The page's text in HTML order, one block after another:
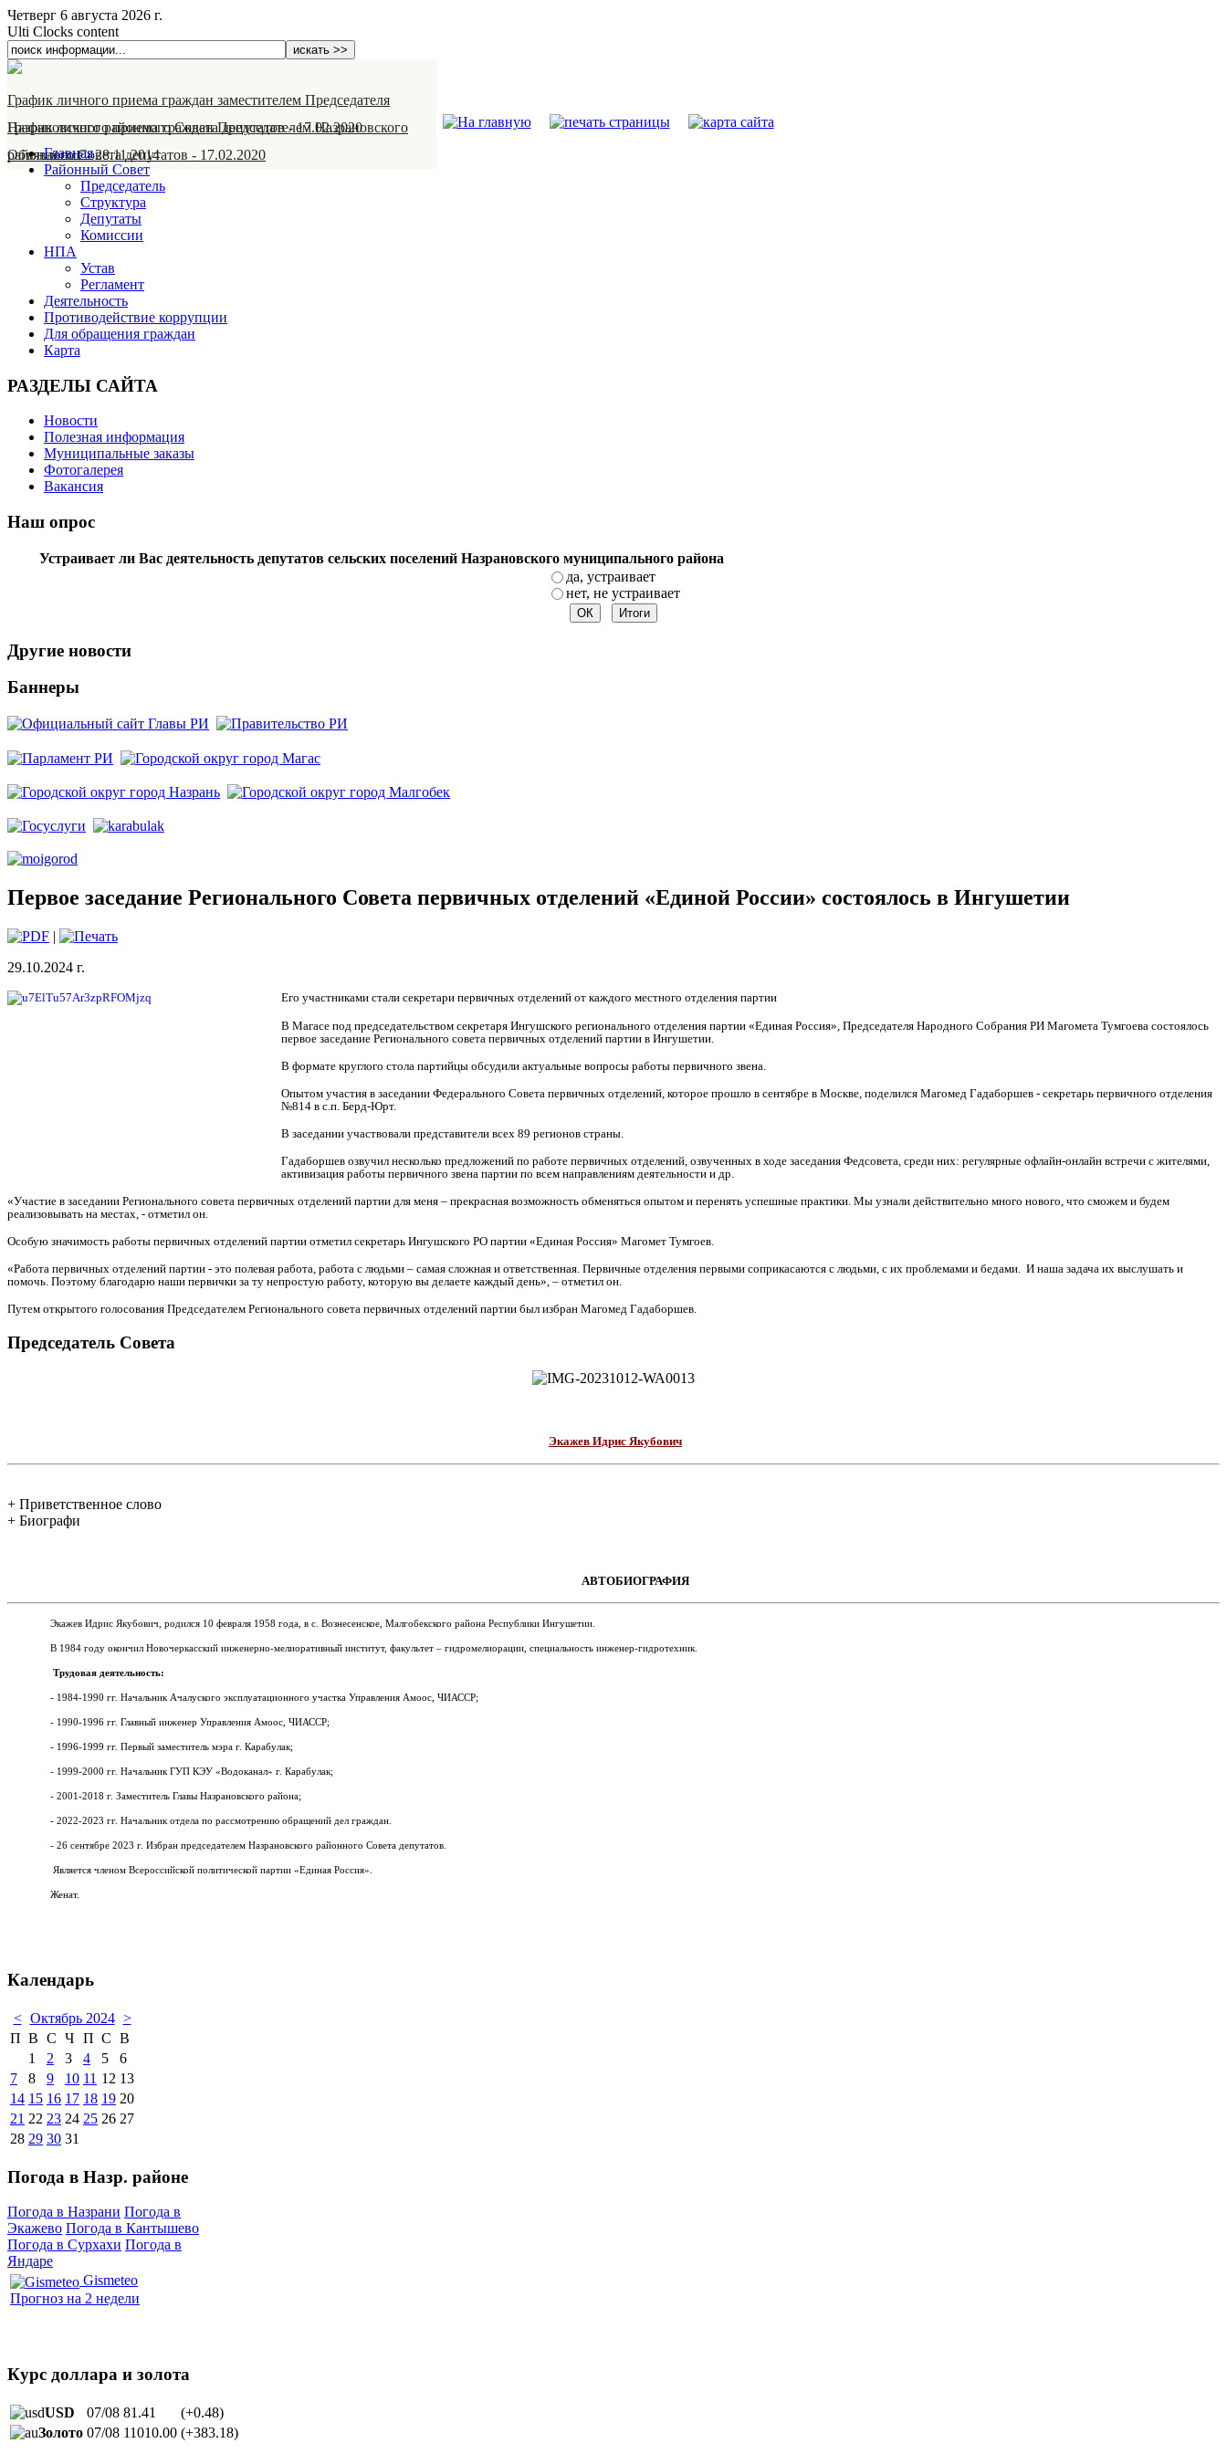
Четверг 6 августа 2026 г.
Ulti Clocks content
График личного приема граждан заместителем Председателя
Назрановского районного Совета депутатов-17.02.2020
График личного приема граждан Председателем Назрановского
районного Совета депутатов - 17.02.2020
Объявление-28.11.2014
Главная
Районный Совет
Председатель
Структура
Депутаты
Комиссии
НПА
Устав
Регламент
Деятельность
Противодействие коррупции
Для обращения граждан
Карта
РАЗДЕЛЫ САЙТА
Новости
Полезная информация
Муниципальные заказы
Фотогалерея
Вакансия
Наш опрос
Устраивает ли Вас деятельность депутатов сельских поселений Назрановского муниципального района
да, устраивает
нет, не устраивает
Другие новости
Баннеры
Первое заседание Регионального Совета первичных отделений «Единой России» состоялось в Ингушетии
|
29.10.2024 г.
Его участниками стали секретари первичных отделений от каждого местного отделения партии
В Магасе под председательством секретаря Ингушского регионального отделения партии «Единая Россия», Председателя Народного Собрания РИ Магомета Тумгоева состоялось
первое заседание Регионального совета первичных отделений партии в Ингушетии.
В формате круглого стола партийцы обсудили актуальные вопросы работы первичного звена.
Опытом участия в заседании Федерального Совета первичных отделений, которое прошло в сентябре в Москве, поделился Магомед Гадаборшев - секретарь первичного отделения
№814 в с.п. Берд-Юрт.
В заседании участвовали представители всех 89 регионов страны.
Гадаборшев озвучил несколько предложений по работе первичных отделений, озвученных в ходе заседания Федсовета, среди них: регулярные офлайн-онлайн встречи с жителями,
активизация работы первичного звена партии по всем направлениям деятельности и др.
«Участие в заседании Регионального совета первичных отделений партии для меня – прекрасная возможность обменяться опытом и перенять успешные практики. Мы узнали действительно много нового, что сможем и будем
реализовывать на местах, - отметил он.
Особую значимость работы первичных отделений партии отметил секретарь Ингушского РО партии «Единая Россия» Магомет Тумгоев.
«Работа первичных отделений партии - это полевая работа, работа с людьми – самая сложная и ответственная. Первичные отделения первыми соприкасаются с людьми, с их проблемами и бедами. И наша задача их выслушать и
помочь. Поэтому благодарю наши первички за ту непростую работу, которую вы делаете каждый день», – отметил он.
Путем открытого голосования Председателем Регионального совета первичных отделений партии был избран Магомед Гадаборшев.
Председатель Совета
Экажев Идрис Якубович
+ Приветственное слово
+ Биографи
АВТОБИОГРАФИЯ
Экажев Идрис Якубович, родился 10 февраля 1958 года, в с.Вознесенское, Малгобекского района Республики Ингушетии.
В 1984 году окончил Новочеркасский инженерно-мелиоративный институт, факультет – гидромелиорации, специальность инженер-гидротехник.
Трудовая деятельность:
- 1984-1990 гг. Начальник Ачалуского эксплуатационного участка Управления Амоос, ЧИАССР;
- 1990-1996 гг. Главный инженер Управления Амоос, ЧИАССР;
- 1996-1999 гг. Первый заместитель мэра г. Карабулак;
- 1999-2000 гг. Начальник ГУП КЭУ «Водоканал» г. Карабулак;
- 2001-2018 г. Заместитель Главы Назрановского района;
- 2022-2023 гг. Начальник отдела по рассмотрению обращений дел граждан.
- 26 сентябре 2023 г. Избран председателем Назрановского районного Совета депутатов.
Является членом Всероссийской политической партии «Единая Россия».
Женат.
Календарь
< Октябрь 2024 >
П В С Ч П С В
1
2 3 4 5
6
7
8 9 10 11 12 13
14 15 16 17 18 19 20
21 22 23 24 25 26 27
28 29 30 31
Погода в Назр. районе
Погода в Назрани Погода в
Экажево Погода в Кантышево
Погода в Сурхахи Погода в
Яндаре
Gismeteo
Прогноз на 2 недели
Курс доллара и золота
USD 07/08 81.41
(+0.48)
Золото 07/08 11010.00 (+383.18)